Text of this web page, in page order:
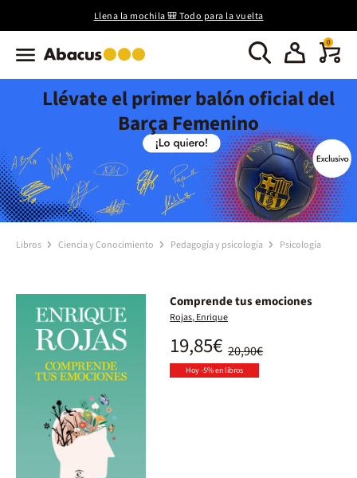
Llena la mochila 🎒 Todo para la vuelta
0
Llévate el primer balón oficial del
Barça Femenino
Libros Ciencia y Conocimiento Pedagogía y psicología Psicología
Comprende tus emociones
Rojas, Enrique
20,90€
19,85€
Hoy -5% en libros